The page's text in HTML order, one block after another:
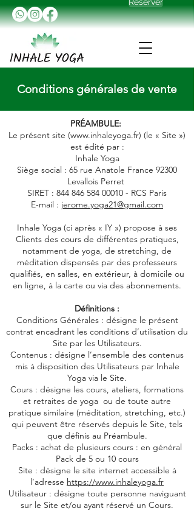
Conditions générales de vente
PRÉAMBULE:
Le présent site (www.inhaleyoga.fr) (le « Site »)
est édité par :
Inhale Yoga
Siège social : 65 rue Anatole France 92300
Levallois Perret
SIRET : 844 846 584 00010 - RCS Paris
E-mail : jerome.yoga21@gmail.com
Inhale Yoga (ci après « IY ») propose à ses
Clients des cours de différentes pratiques,
notamment de yoga, de stretching, de
méditation dispensés par des professeurs
qualifiés, en salles, en extérieur, à domicile ou
en ligne, à la carte ou via des abonnements.
Définitions :
Conditions Générales : désigne le présent
contrat encadrant les conditions d’utilisation du
Site par les Utilisateurs.
Contenus : désigne l’ensemble des contenus
mis à disposition des Utilisateurs par Inhale
Yoga via le Site.
Cours : désigne les cours, ateliers, formations
et retraites de yoga ou de toute autre
pratique similaire (méditation, stretching, etc.)
qui peuvent être réservés depuis le Site, tels
que définis au Préambule.
Packs : achat de plusieurs cours : en général
Pack de 5 ou 10 cours
Site : désigne le site internet accessible à
l’adresse https://www.inhaleyoga.fr
Utilisateur : désigne toute personne naviguant
sur le Site et/ou ayant réservé un Cours.